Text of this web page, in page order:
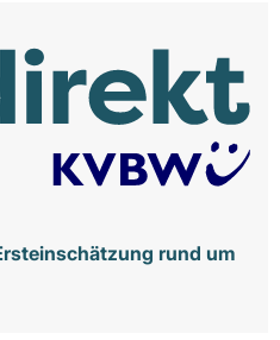
rund um